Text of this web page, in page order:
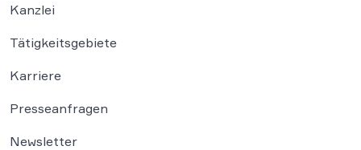
Kanzlei
Tätigkeitsgebiete
Karriere
Presseanfragen
Newsletter